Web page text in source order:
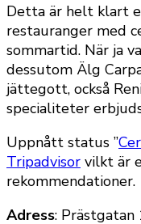
Detta är helt klart
restauranger med
sommartid. När ja
dessutom Älg
jättegott, också
specialiteter
Uppnått status ”
Tripadvisor vilkt är
rekommendationer.
Adress: Prästgatan